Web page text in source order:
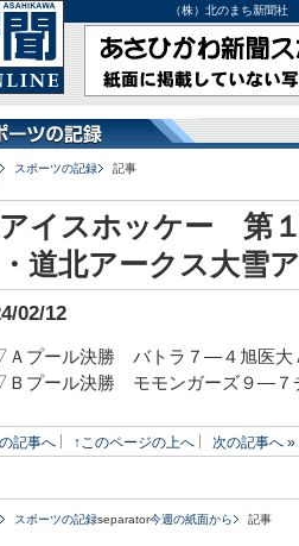
（株）北のまち新聞
スポーツの記録 記事
イスホッケー 第１
道北アークス大雪
02/12
プール決勝 バトラ７―４旭医大
プール決勝 モモンガーズ９―７
記事へ ↑このページの上へ 次の記事へ »
スポーツの記録separator今週の紙面から 記事